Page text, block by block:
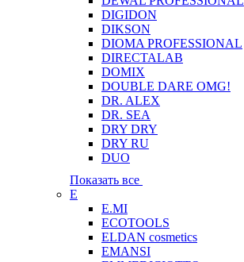
DIGIDON
DIKSON
DIOMA PROFESSIONAL
DIRECTALAB
DOMIX
DOUBLE DARE OMG!
DR. ALEX
DR. SEA
DRY DRY
DRY RU
DUO
Показать все
E
E.MI
ECOTOOLS
ELDAN cosmetics
EMANSI